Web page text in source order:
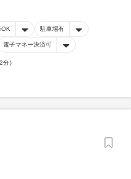
駐車場有
電子マネー決済可
）